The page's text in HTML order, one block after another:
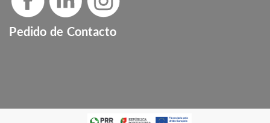
Pedido de Contacto